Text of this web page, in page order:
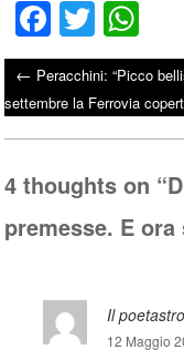
Fa
ce
bo
ok
T
wi
tte
r
ha
ts
A
Post
← Peracchini: “Picco
settembre la Ferrovia
4 thoughts on “
premesse. E
Il poetastro
12 Maggio